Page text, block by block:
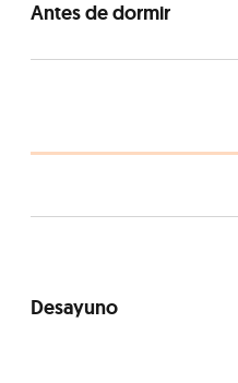
Antes de dormir
Desayuno